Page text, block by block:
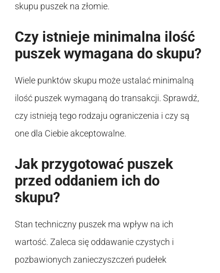
skupu puszek na złomie.
Czy istnieje minimalna ilość
puszek wymagana do skupu?
Wiele punktów skupu może ustalać minimalną
ilość puszek wymaganą do transakcji. Sprawdź,
czy istnieją tego rodzaju ograniczenia i czy są
one dla Ciebie akceptowalne.
Jak przygotować puszek
przed oddaniem ich do
skupu?
Stan techniczny puszek ma wpływ na ich
wartość. Zaleca się oddawanie czystych i
pozbawionych zanieczyszczeń pudełek